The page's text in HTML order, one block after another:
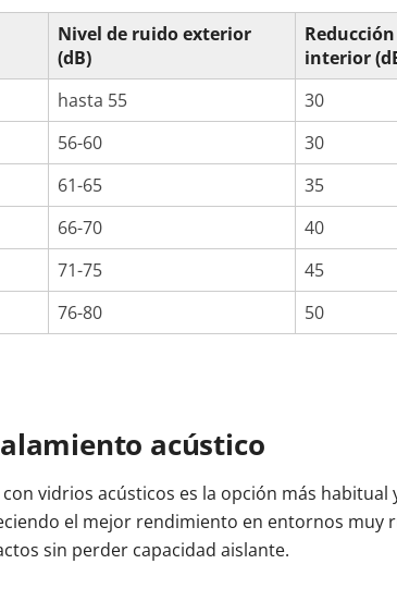
Nivel de ruido exterior
(dB)
interior
hasta 55 30
56-60 30
61-65 35
66-70 40
71-75 45
76-80 50
acústico
vidrios acústicos es la opción más
el mejor rendimiento en entornos
sin perder capacidad aislante.